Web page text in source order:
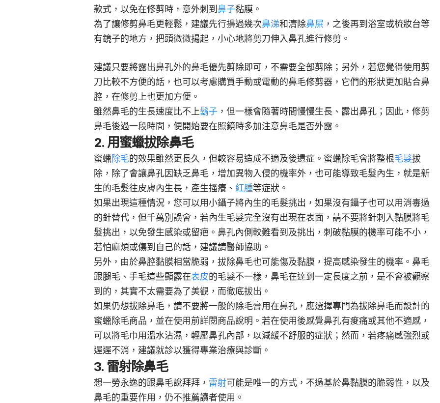
款式，以免在修剪時，意外刺到 鼻子黏膜。
為了讓修剪鼻毛更輕鬆，建議先行擤過幾次鼻涕和清除鼻屎 ，之後再到浴室或梳妝台等
有鏡子的地方，把頭微微揚起，小心地將剪刀伸入鼻孔進行修剪。
建議只要將露出鼻孔外的鼻毛優先剪除即可，不需要全部剪除；另外，若您覺得使用剪
刀比較不方便的話，也可以考慮購買手動或電動的鼻毛修剪器，它們的形狀更加貼合鼻
腔，在修剪上也更加方便。
雖然鼻毛的生長速度比不上鬍子 ，但一樣會隨著時間慢慢生長、露出鼻孔；因此，修剪
鼻毛後過一段時間，便開始要在照鏡時多加注意鼻毛是否外露。
2. 用蜜蠟拔除鼻毛
蜜蠟除毛的效果雖然更長久，但較容易造成不適及後遺症。蜜蠟除毛會將整根毛髮拔
除，除了會讓鼻孔因缺乏鼻毛，增加異物入侵的機率外，也可能導致毛髮內生，就是新
生的毛髮往皮膚內生長，產生搔癢、 紅腫等症狀。
如果出現這種情況，您可以用小鑷子將內生的毛髮挑出，如果沒有鑷子也可以用消毒過
的針替代，但千萬別誤會，若內生毛髮完全沒有出現在表面，請不要將針刺入黏膜將毛
髮挑出，以免發生感染或留疤。鼻孔內側較難看到及挑出，刺破黏膜的機率可能不小，
若怕麻煩或傷到自己的話，建議請醫師協助。
另外，由於鼻腔黏膜相當脆弱，拔除鼻毛也可能傷及黏膜，提高感染發生的機率。鼻毛
跟腿毛、手毛這些顯露在表皮的毛髮不一樣，鼻毛在達到一定長度之前，是不會被觀察
到的，其實不太需要為了美觀，而徹底拔出。
如果仍想拔除鼻毛，請不要將一般的除毛膏用在鼻孔，應選擇專門為拔除鼻毛而設計的
蜜蠟除毛商品，並在使用前詳閱商品說明。若在使用後感覺鼻孔有痠痛或其他不適感，
可以將毛巾用溫水沾濕，輕壓鼻孔內部，以減緩不舒服的症狀；然而，若疼痛感強烈或
遲遲不消，建議就診以獲得專業治療與診斷。
3. 雷射除鼻毛
想一勞永逸的跟鼻毛說拜拜， 雷射可能是唯一的方式，不過基於鼻黏膜的脆弱性，以及
鼻毛的重要作用，仍不推薦讀者使用。